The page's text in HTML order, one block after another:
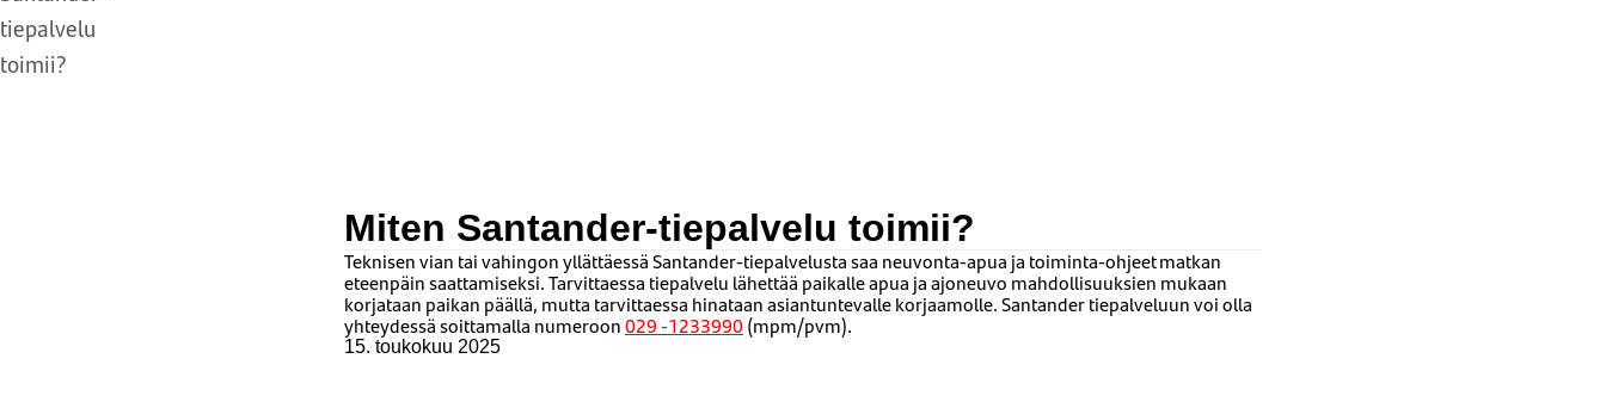
tiepalvelu
toimii?
Miten Santander-tiepalvelu toimii?
Teknisen vian tai vahingon yllättäessä Santander-tiepalvelusta saa neuvonta-apua ja toiminta-ohjeet matkan
eteenpäin saattamiseksi. Tarvittaessa tiepalvelu lähettää paikalle apua ja ajoneuvo mahdollisuuksien mukaan
korjataan paikan päällä, mutta tarvittaessa hinataan asiantuntevalle korjaamolle. Santander tiepalveluun voi olla
yhteydessä soittamalla numeroon029 -1233990 (mpm/pvm).
15. toukokuu 2025